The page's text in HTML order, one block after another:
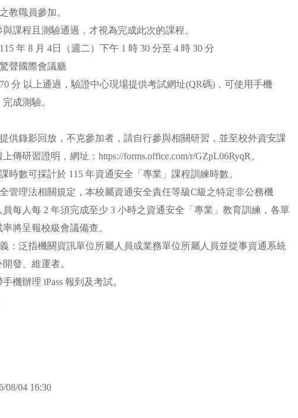
職員參加。
課程且測驗通過，才視為完成此次的課程。
8 月 4日（週二）下午 1 時 30 分至 4 時 30 分
國際會議廳
以上通過，驗證中心現場提供考試網址(QR碼)，可使用手機
。
影回放，不克參加者，請自行參與相關研習，並至校外資安課
證明，網址：https://forms.office.com/r/GZpL06RyqR。
可採計於 115 年資通安全「專業」課程訓練時數。
法相關規定，本校屬資通安全責任等級C級之特定非公務機
2 年須完成至少 3 小時之資通安全「專業」教育訓練，各單
報校級會議備查。
指機關資訊單位所屬人員或業務單位所屬人員並從事資通系統
維運者。
機辦理 iPass 報到及考試。
08/04 16:30